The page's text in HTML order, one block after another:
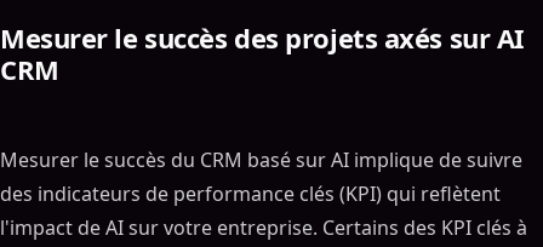
Mesurer le succès des projets axés sur AI
CRM
Mesurer le succès du CRM basé sur AI implique de suivre
des indicateurs de performance clés (KPI) qui reflètent
l'impact de AI sur votre entreprise. Certains des KPI clés à